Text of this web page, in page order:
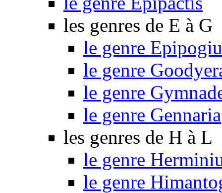
les genres de E à G
le genre
le genre
le genre
le genre Gennaria
les genres de H à L
le genre
le genre